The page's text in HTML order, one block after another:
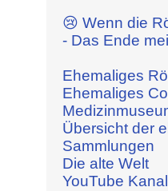
😢 Wenn die
- Das Ende
Ehemaliges
Ehemaliges
Übersicht der
Sammlungen
Die alte Welt
YouTube Kanal